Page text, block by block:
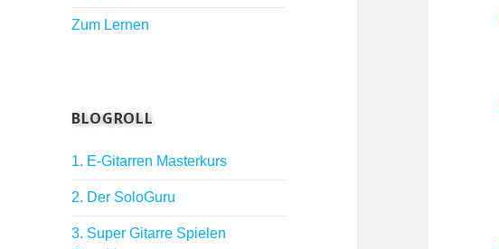
Zum Lernen
BLOGROLL
1. E-Gitarren Masterkurs
2. Der SoloGuru
3. Super Gitarre Spielen